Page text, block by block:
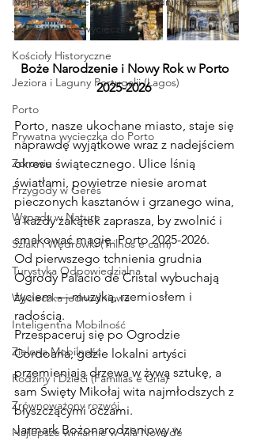
Jednodniowe wycieczki
Kościoły Historyczne
Jeziora i Laguny Portugalii (Lagos)
Porto
Prywatna wycieczka do Porto
Zdrowie
Przygody w Gerês
Wypady w Naturę
Szlaki i Wędrówki (Trilhos e cam)
Turystyka Odpowiedzialna
Wycieczka jednodniowa
Inteligentna Mobilność
Zielona Mobilność
Rodziny i Dzieci (Famílias e Cria)
Zrównoważony rozwój
Najlepsze winiarnie w Vila Nova de
Boże Narodzenie i Nowy Rok w Porto
2025-2026
Porto, nasze ukochane miasto, staje się
naprawdę wyjątkowe wraz z nadejściem
okresu świątecznego. Ulice lśnią
światłami, powietrze niesie aromat
pieczonych kasztanów i grzanego wina,
a każdy zakątek zaprasza, by zwolnić i
smakować magię. Porto 2025-2026.
Od pierwszego tchnienia grudnia
Ogrody Palácio de Cristal wybuchają
życiem — muzyką, rzemiosłem i
radością.
Przespaceruj się po Ogrodzie
Cordoaria, gdzie lokalni artyści
przemieniają drzewa w żywą sztukę, a
sam Święty Mikołaj wita najmłodszych z
błyszczącymi oczami.
Jarmark Bożonarodzeniowy w